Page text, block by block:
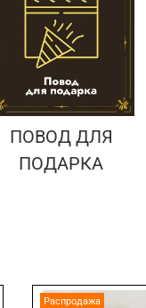
ПОВОД ДЛЯ
ПОДАРКА
Распродажа